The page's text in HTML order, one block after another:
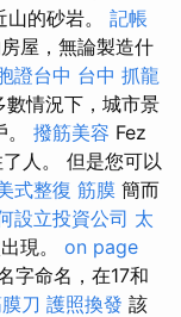
的砂岩。 記帳
屋，無論製造什
證台中 台中 抓龍
數情況下，城市景
撥筋美容 Fez
人。 但是您可以
式整復 筋膜 簡而
設立投資公司 太
現。 on page
字命名，在17和
刀 護照換發 該